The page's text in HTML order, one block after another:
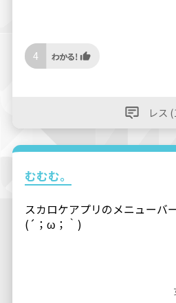
4
レス
むむむ。
スカロケアプリのメニューバ
(´；ω；｀)